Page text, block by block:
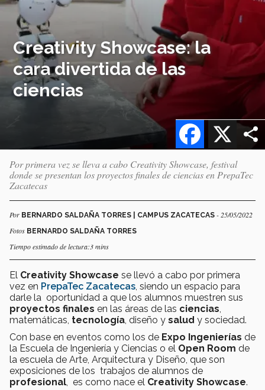
Creativity Showcase: la
cara divertida de las
ciencias
X
Facebook
Por primera vez se lleva a cabo Creativity Showcase, festival
donde se presentan los proyectos finales de ciencias en PrepaTec
Zacatecas
Por BERNARDO SALDAÑA TORRES | CAMPUS ZACATECAS - 25/05/2022
Fotos BERNARDO SALDAÑA TORRES
Tiempo estimado de lectura:3 mins
El Creativity Showcase se llevó a cabo por primera
vez en PrepaTec Zacatecas , siendo un espacio para
darle la oportunidad a que los alumnos muestren sus
proyectos finales en las áreas de las ciencias
matemáticas, tecnología , diseño y salud y sociedad.
Con base en eventos como los de Expo Ingenierías de
la Escuela de Ingeniería y Ciencias o el Open Room de
la escuela de Arte, Arquitectura y Diseño, que son
exposiciones de los trabajos de alumnos de
profesional , es como nace el Creativity Showcase.